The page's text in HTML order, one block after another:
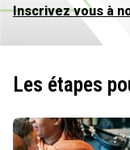
Inscrivez vous à
Les étapes